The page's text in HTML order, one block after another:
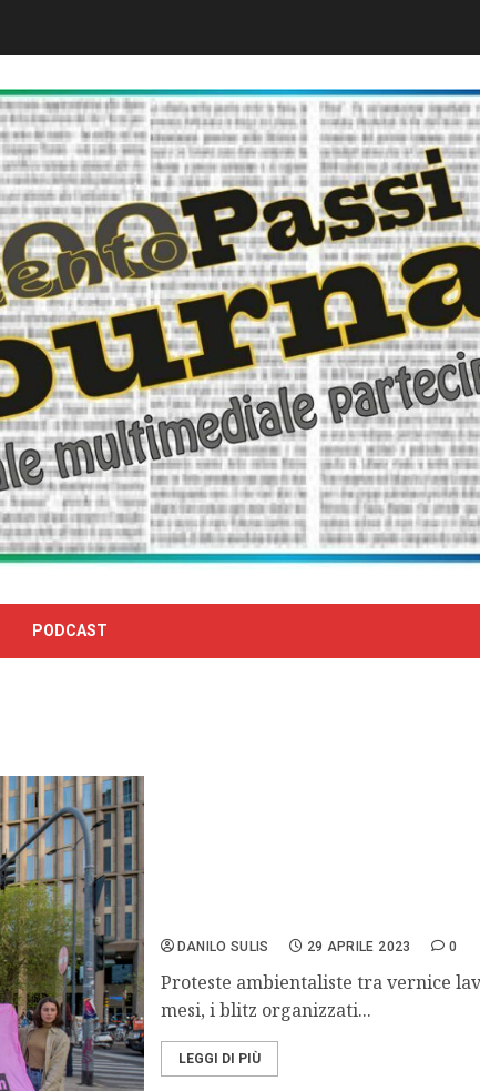
PODCAST
DANILO SULIS 29 APRILE 2023 0
Proteste ambientaliste tra vernice
mesi, i blitz organizzati...
LEGGI DI PIÙ